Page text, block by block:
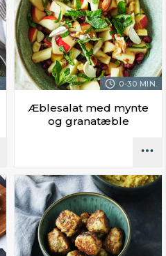
0-30 MIN.
Æblesalat med mynte
og granatæble